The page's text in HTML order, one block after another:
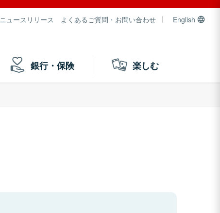
ニュースリリース よくあるご質問・お問い合わせ English
銀行・保険 楽しむ